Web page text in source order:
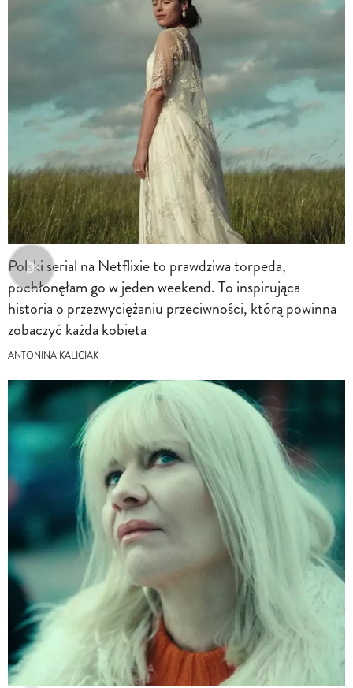
Polski serial na Netflixie to prawdziwa torpeda,
pochłonęłam go w jeden weekend. To inspirująca
historia o przezwyciężaniu przeciwności, którą powinna
zobaczyć każda kobieta
ANTONINA KALICIAK